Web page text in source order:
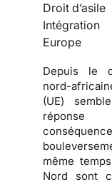
Droit d’asile
Intégration
Europe
Depuis le
nord-
(UE)
même
Nord sont